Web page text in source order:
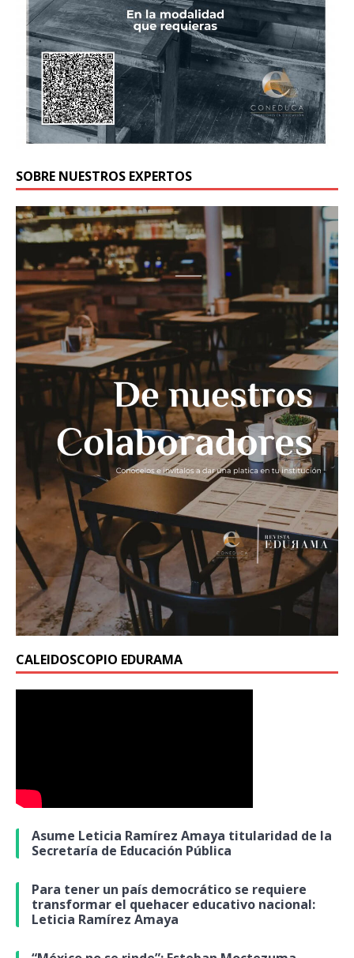
SOBRE NUESTROS EXPERTOS
CALEIDOSCOPIO EDURAMA
Asume Leticia Ramírez Amaya titularidad de la
Secretaría de Educación Pública
Para tener un país democrático se requiere
transformar el quehacer educativo nacional:
Leticia Ramírez Amaya